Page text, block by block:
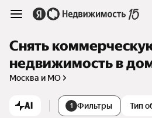
Снять
недвижимость в
Москва и МО
AI 1 Фильтры Тип